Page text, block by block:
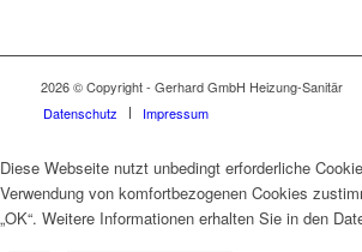
2026 © Copyright - Gerhard GmbH Heizung-Sanitär
Datenschutz
Impressum
Diese Webseite nutzt unbedingt erforderliche
Verwendung von komfortbezogenen Cookies
„OK“. Weitere Informationen erhalten Sie in den